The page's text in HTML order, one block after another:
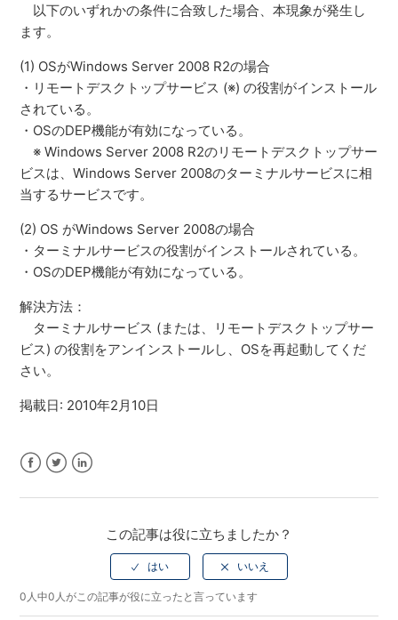
以下のいずれかの条件に合致した場合、本現象が発生し
ます。
(1) OSがWindows Server 2008 R2の場合
・リモートデスクトップサービス (※) の役割がインストール
されている。
・OSのDEP機能が有効になっている。
※ Windows Server 2008 R2のリモートデスクトップサー
ビスは、Windows Server 2008のターミナルサービスに相
当するサービスです。
(2) OS がWindows Server 2008の場合
・ターミナルサービスの役割がインストールされている。
・OSのDEP機能が有効になっている。
解決方法：
ターミナルサービス (または、リモートデスクトップサー
ビス) の役割をアンインストールし、OSを再起動してくだ
さい。
掲載日: 2010年2月10日
この記事は役に立ちましたか？
0人中0人がこの記事が役に立ったと言っています